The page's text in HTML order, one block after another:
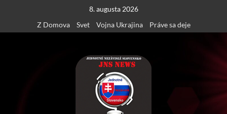
content
8. augusta 2026
Z Domova
Svet Vojna Ukrajina Práve sa deje